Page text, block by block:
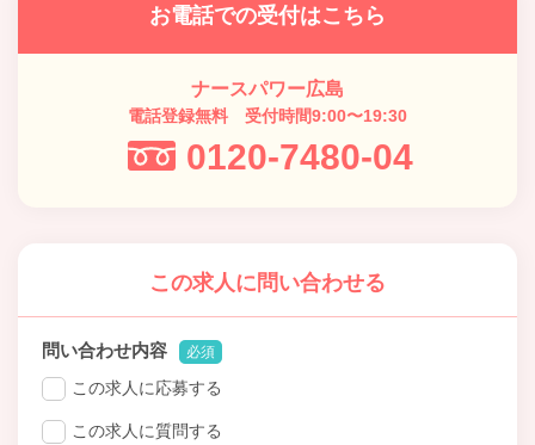
お電話での受付はこちら
ナースパワー広島
電話登録無料 受付時間9:00〜19:30
0120-7480-04
この求人に問い合わせる
問い合わせ内容 必須
この求人に応募する
この求人に質問する